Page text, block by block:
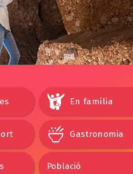
En família
Gastronomia